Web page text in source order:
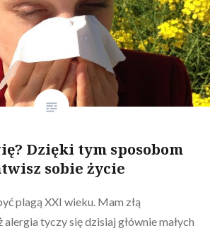
Dzięki tym sposobom
sobie życie
plagą XXI wieku. Mam złą
tyczy się dzisiaj głównie małych